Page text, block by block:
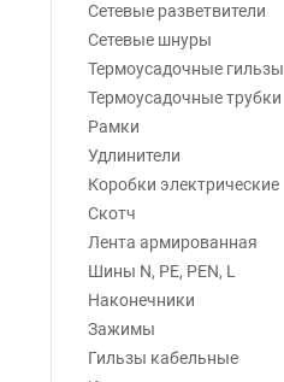
Сетевые разветвители
Сетевые шнуры
Термоусадочные гильзы
Термоусадочные трубки
Рамки
Удлинители
Коробки электрические
Скотч
Лента армированная
Шины N, PE, PEN, L
Наконечники
Зажимы
Гильзы кабельные